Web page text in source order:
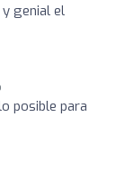
genial el
posible para